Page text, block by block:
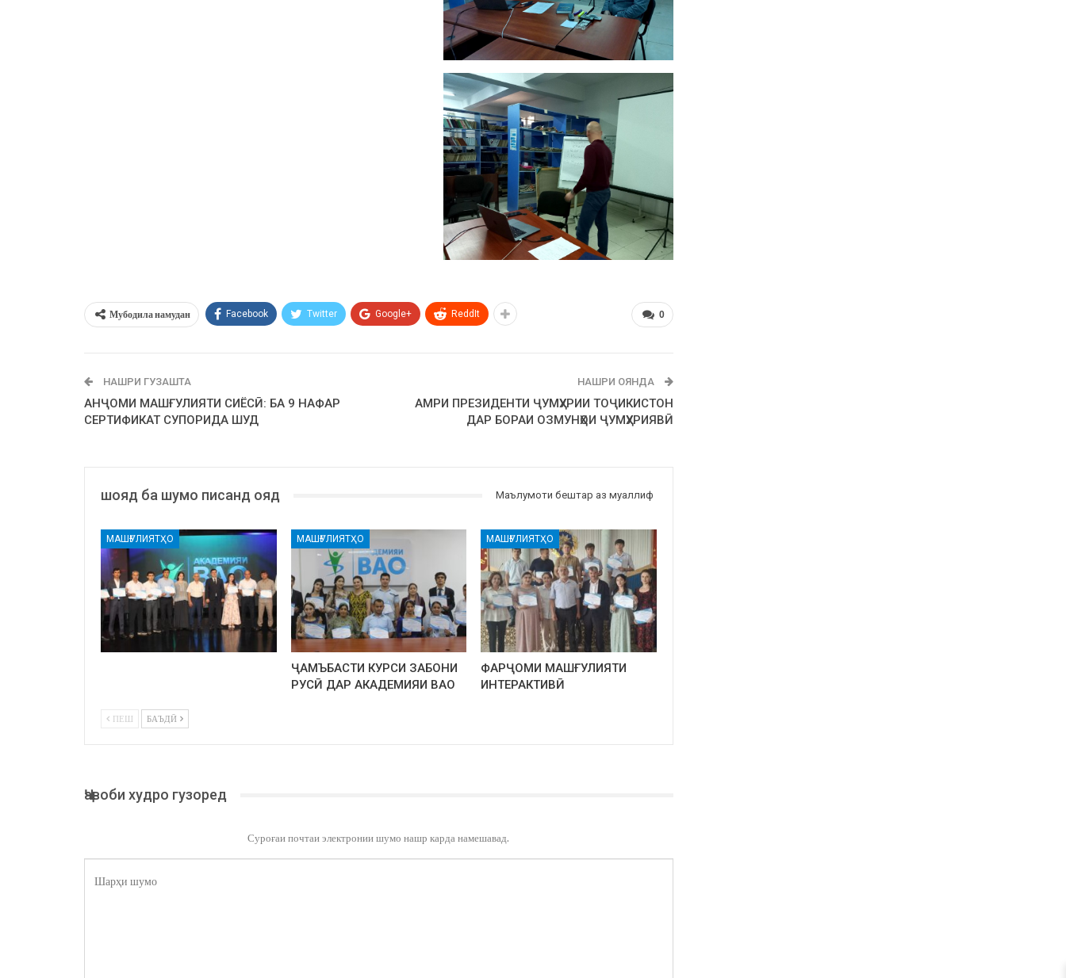
0
Мубодила намудан Facebook Twitter Google+ ReddIt
НАШРИ ГУЗАШТА
АНҶОМИ МАШҒУЛИЯТИ СИЁСӢ: БА 9 НАФАР
СЕРТИФИКАТ СУПОРИДА ШУД
НАШРИ ОЯНДА
АМРИ ПРЕЗИДЕНТИ ҶУМҲУРИИ ТОҶИКИСТОН
ДАР БОРАИ ОЗМУНҲОИ ҶУМҲУРИЯВӢ
шояд ба шумо писанд ояд Маълумоти бештар аз муаллиф
МАШҒУЛИЯТҲО МАШҒУЛИЯТҲО
ҶАМЪБАСТИ КУРСИ ЗАБОНИ
РУСӢ ДАР АКАДЕМИЯИ ВАО
МАШҒУЛИЯТҲО
ФАРҶОМИ МАШҒУЛИЯТИ
ИНТЕРАКТИВӢ
ПЕШ БАЪДӢ
Ҷавоби худро гузоред
Суроғаи почтаи электронии шумо нашр карда намешавад.